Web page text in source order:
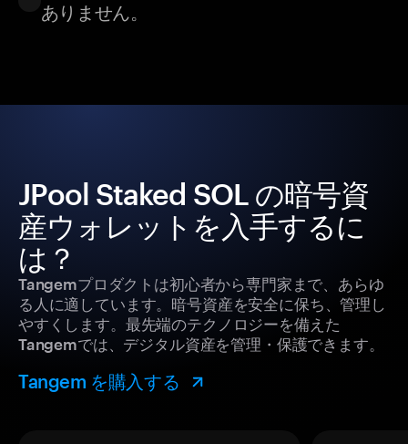
ありません。
JPool Staked SOL の暗号資
産ウォレットを入手するに
は？
Tangemプロダクトは初心者から専門家まで、あらゆ
る人に適しています。暗号資産を安全に保ち、管理し
やすくします。最先端のテクノロジーを備えた
Tangemでは、デジタル資産を管理・保護できます。
Tangem を購入する